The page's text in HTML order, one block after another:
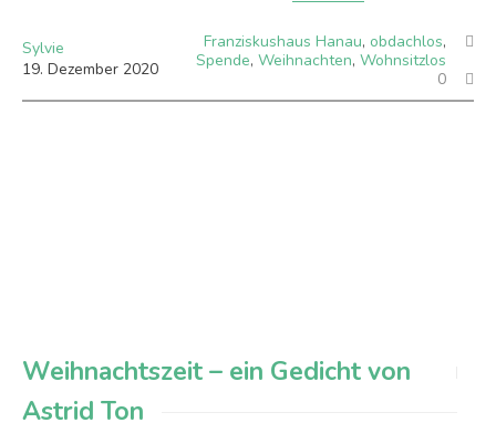
Sylvie
19. Dezember 2020
Franziskushaus Hanau, obdachlos,
Spende, Weihnachten, Wohnsitzlos
0
Weihnachtszeit – ein Gedicht von
Astrid Ton